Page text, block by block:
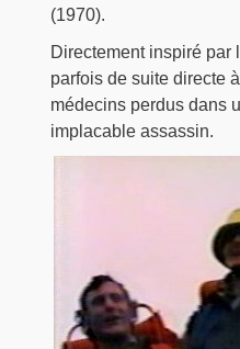
(1970).
Directement inspiré par
parfois de suite directe
médecins perdus dans
implacable assassin.